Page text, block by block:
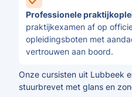
Professionele
praktijkexamen af op
opleidingsboten met
vertrouwen aan boord.
Onze cursisten uit Lubbeek
stuurbrevet met glans en